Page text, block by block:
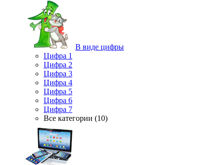
В виде цифры
Цифра 1
Цифра 2
Цифра 3
Цифра 4
Цифра 5
Цифра 6
Цифра 7
Все категории (10)